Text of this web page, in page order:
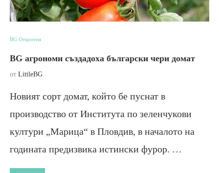
BG Открития
BG агрономи създадоха български чери домат
от LittleBG
Новият сорт домат, който бе пуснат в
производство от Института по зеленчукови
култури „Марица“ в Пловдив, в началото на
годината предизвика истински фурор. …